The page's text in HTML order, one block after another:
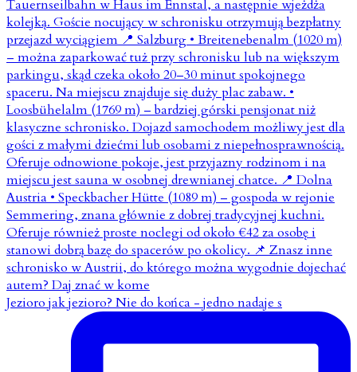
Jezioro jak jezioro? Nie do końca - jedno nadaje s